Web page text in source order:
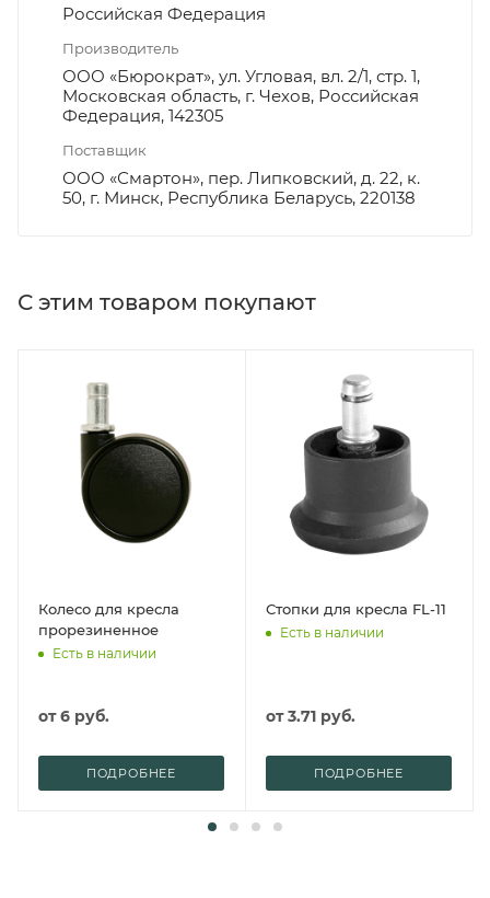
Российская Федерация
Производитель
ООО «Бюрократ», ул. Угловая, вл. 2/1, стр. 1,
Московская область, г. Чехов, Российская
Федерация, 142305
Поставщик
ООО «Смартон», пер. Липковский, д. 22, к.
50, г. Минск, Республика Беларусь, 220138
С этим товаром покупают
Колесо для кресла
прорезиненное
Есть в наличии
от6 руб.
ПОДРОБНЕЕ
Стопки для кресла FL-11
Есть в наличии
от3.71 руб.
ПОДРОБНЕЕ